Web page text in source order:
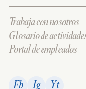
Trabaja con nosotros
Glosario de
Portal de empleados
Fb Ig Yt